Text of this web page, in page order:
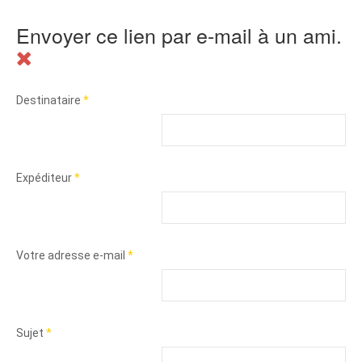
Envoyer ce lien par e-mail à un ami.
Destinataire *
Expéditeur*
Votre adresse e-mail *
Sujet *